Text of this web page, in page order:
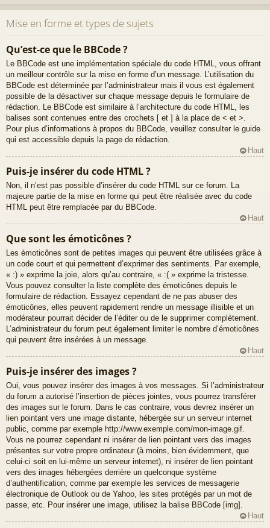
Mise en forme et types de sujets
Qu’est-ce que le BBCode ?
Le BBCode est une implémentation spéciale du code HTML, vous offrant
un meilleur contrôle sur la mise en forme d’un message. L’utilisation du
BBCode est déterminée par l’administrateur mais il vous est également
possible de la désactiver sur chaque message depuis le formulaire de
rédaction. Le BBCode est similaire à l’architecture du code HTML, les
balises sont contenues entre des crochets [ et ] à la place de < et >.
Pour plus d’informations à propos du BBCode, veuillez consulter le guide
qui est accessible depuis la page de rédaction.
Haut
Puis-je insérer du code HTML ?
Non, il n’est pas possible d’insérer du code HTML sur ce forum. La
majeure partie de la mise en forme qui peut être réalisée avec du code
HTML peut être remplacée par du BBCode.
Haut
Que sont les émoticônes ?
Les émoticônes sont de petites images qui peuvent être utilisées grâce à
un code court et qui permettent d’exprimer des sentiments. Par exemple,
« :) » exprime la joie, alors qu’au contraire, « :( » exprime la tristesse.
Vous pouvez consulter la liste complète des émoticônes depuis le
formulaire de rédaction. Essayez cependant de ne pas abuser des
émoticônes, elles peuvent rapidement rendre un message illisible et un
modérateur pourrait décider de l’éditer ou de le supprimer complètement.
L’administrateur du forum peut également limiter le nombre d’émoticônes
qui peuvent être insérées à un message.
Haut
Puis-je insérer des images ?
Oui, vous pouvez insérer des images à vos messages. Si l’administrateur
du forum a autorisé l’insertion de pièces jointes, vous pourrez transférer
des images sur le forum. Dans le cas contraire, vous devrez insérer un
lien pointant vers une image distante, hébergée sur un serveur internet
public, comme par exemple http://www.exemple.com/mon-image.gif.
Vous ne pourrez cependant ni insérer de lien pointant vers des images
présentes sur votre propre ordinateur (à moins, bien évidemment, que
celui-ci soit en lui-même un serveur internet), ni insérer de lien pointant
vers des images hébergées derrière un quelconque système
d’authentification, comme par exemple les services de messagerie
électronique de Outlook ou de Yahoo, les sites protégés par un mot de
passe, etc. Pour insérer une image, utilisez la balise BBCode [img].
Haut